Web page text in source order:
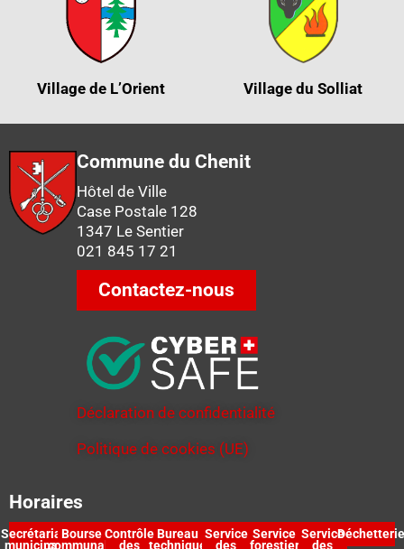
Village de L’Orient Village du Solliat
Commune du Chenit
Hôtel de Ville
Case Postale 128
1347 Le Sentier
021 845 17 21
Contactez-nous
Déclaration de confidentialité
Politique de cookies (UE)
Horaires
Secrétariat
municipal
Bourse
communale
Contrôle
des
Bureau
technique
Service
des
Service
forestier
Service
des
Déchetterie